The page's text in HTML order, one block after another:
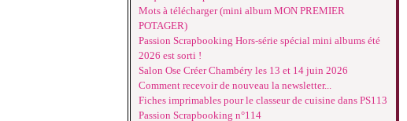
Mots à télécharger (mini album MON PREMIER
POTAGER)
Passion Scrapbooking Hors-série spécial mini albums été
2026 est sorti !
Salon Ose Créer Chambéry les 13 et 14 juin 2026
Comment recevoir de nouveau la newsletter...
Fiches imprimables pour le classeur de cuisine dans PS113
Passion Scrapbooking n°114